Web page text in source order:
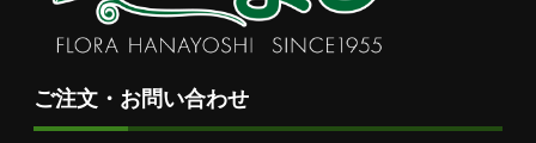
ご注文・お問い合わせ